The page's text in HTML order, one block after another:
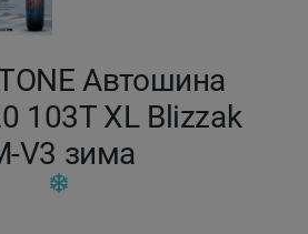
Автошина
103T XL Blizzak
V3 зима